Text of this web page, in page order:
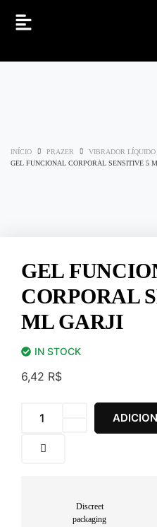
INÍCIO PRAZER
VIBRADOR LÍQUIDO
GEL FUNCIONAL CORPORAL SENSITIVE 5
GEL
CORPORAL
ML GARJI
IN STOCK
6,42 R$
Discreet
packaging